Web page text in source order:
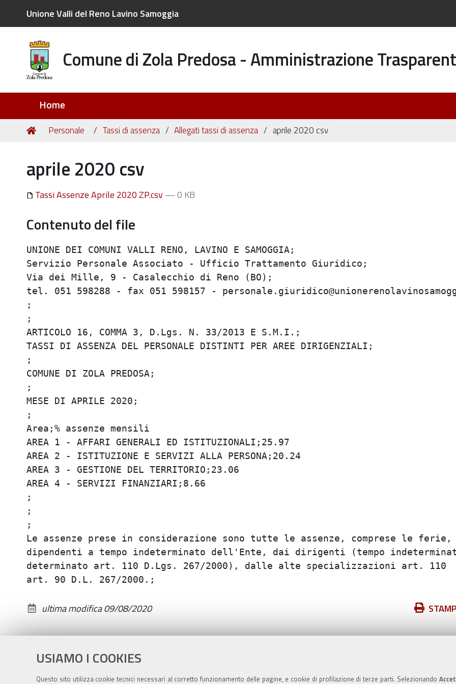
USIAMO I COOKIES
Questo sito utilizza cookie tecnici necessari al corretto funzionamento delle pagine, e cookie di profilazione di terze parti. Selezionando
Unione Valli del Reno Lavino Samoggia
Comune di Zola Predosa - Amministrazione
Home
Tu
Home
Personale Tassi di assenza Allegati tassi di assenza aprile 2020 csv
aprile 2020 csv
Tassi Assenze Aprile 2020 ZP.csv — 0 KB
Contenuto del file
UNIONE DEI COMUNI VALLI RENO, LAVINO E SAMOGGIA;
Servizio Personale Associato - Ufficio Trattamento Giuridico;
Via dei Mille, 9 - Casalecchio di Reno (BO);
tel. 051 598288 - fax 051 598157 -
;
;
ARTICOLO 16, COMMA 3, D.Lgs. N. 33/2013 E S.M.I.;
TASSI DI ASSENZA DEL PERSONALE DISTINTI PER AREE DIRIGENZIALI;
;
COMUNE DI ZOLA PREDOSA;
;
MESE DI APRILE 2020;
;
Area;% assenze mensili
AREA 1 - AFFARI GENERALI ED ISTITUZIONALI;25.97
AREA 2 - ISTITUZIONE E SERVIZI ALLA PERSONA;20.24
AREA 3 - GESTIONE DEL TERRITORIO;23.06
AREA 4 - SERVIZI FINANZIARI;8.66
;
;
;
Le assenze prese in considerazione sono tutte le assenze, comprese le
dipendenti a tempo indeterminato dell'Ente, dai dirigenti (tempo
determinato art. 110 D.Lgs. 267/2000), dalle alte specializzazioni art. 110
Azioni
documento
ultima modifica09/08/2020